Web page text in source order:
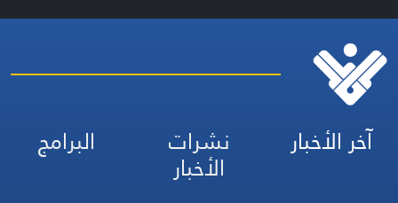
آخر الأخبار نشرات
الأخبار
البرامج